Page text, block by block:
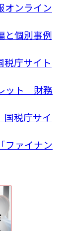
ンライン
と個別事例
庁サイト
ット 財務
税庁サイ
ファイナン